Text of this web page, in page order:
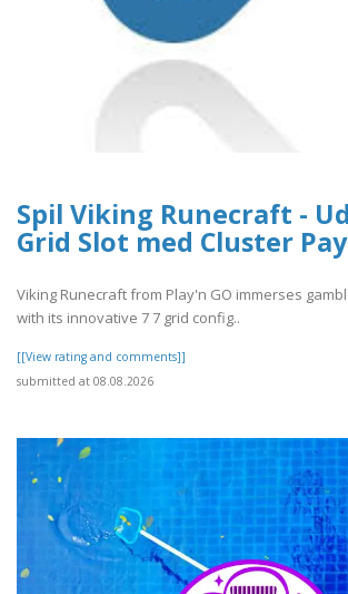
Spil Viking Runecraft -
Grid Slot med Cluster
Viking Runecraft from Play'n GO immerses
with its innovative 7 7 grid config..
[[View rating and comments]]
submitted at 08.08.2026